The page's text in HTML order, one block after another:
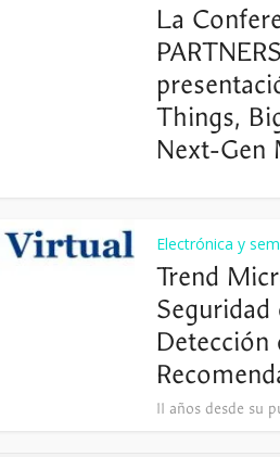
La
Things,
Next-Gen
Electrónica y
Trend
Detección
11 años desde su